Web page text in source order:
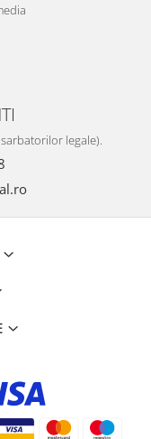
legale).